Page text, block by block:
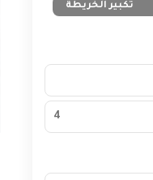
تكبير الخريطة
4